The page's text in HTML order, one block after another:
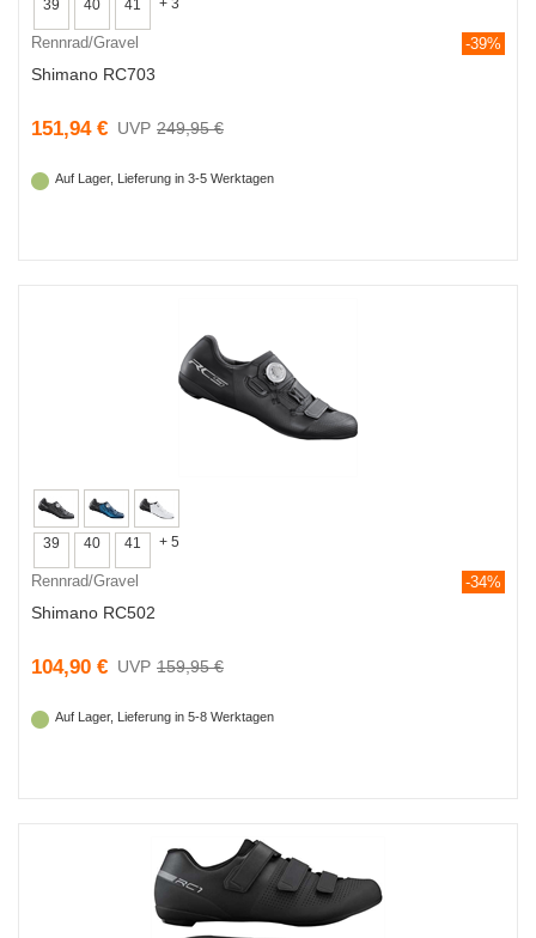
39 40 41
Rennrad/Gravel -39%
Shimano RC703
151,94 € 249,95 €
Auf Lager, Lieferung in 3-5 Werktagen
39 40 41 + 5
Rennrad/Gravel -34%
Shimano RC502
104,90 € 159,95 €
Auf Lager, Lieferung in 5-8 Werktagen